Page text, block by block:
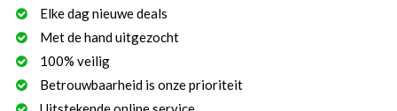
Elke dag nieuwe deals
Met de hand uitgezocht
100% veilig
Betrouwbaarheid is onze prioriteit